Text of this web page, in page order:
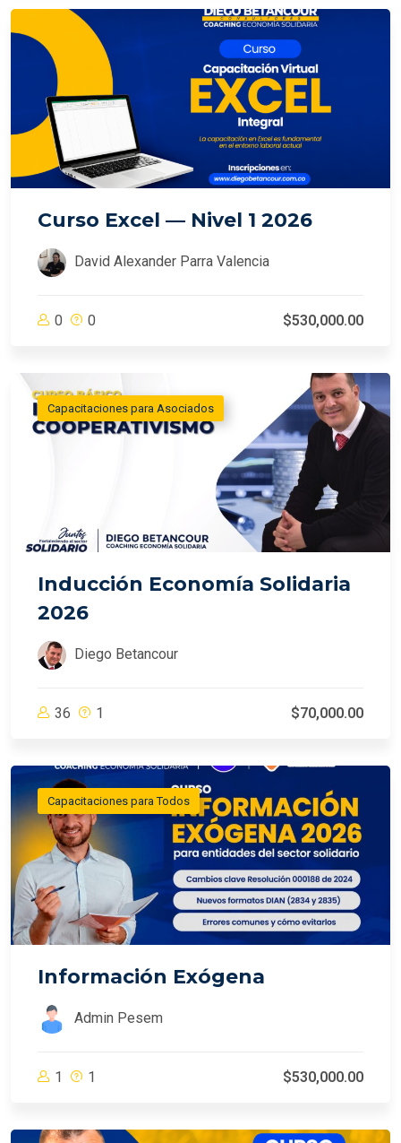
Curso Excel — Nivel 1 2026
David Alexander Parra Valencia
0 0 $530,000.00
Capacitaciones para Asociados
Inducción Economía Solidaria
2026
Diego Betancour
36 1 $70,000.00
Capacitaciones para Todos
Información Exógena
Admin Pesem
1 1 $530,000.00